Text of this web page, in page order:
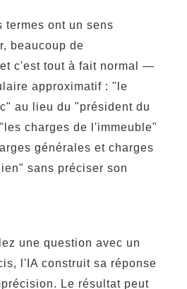
termes ont un sens
beaucoup de
c'est tout à fait normal —
approximatif : "le
au lieu du "président du
charges de l'immeuble"
générales et charges
sans préciser son
une question avec un
l'IA construit sa réponse
Le résultat peut